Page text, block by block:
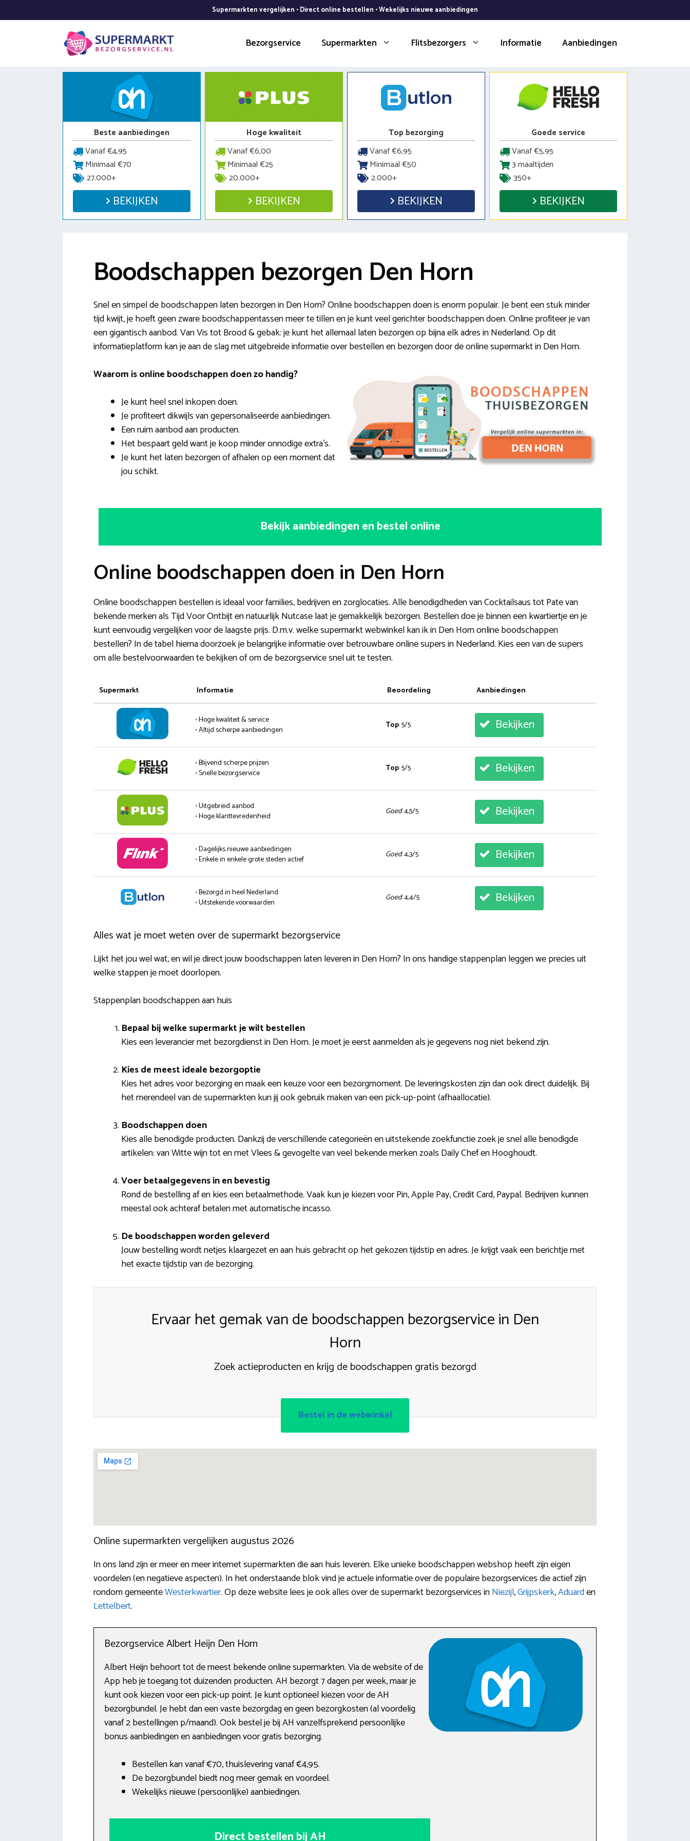
naar
Supermarkten vergelijken • Direct online bestellen • Wekelijks nieuwe aanbiedingen
Bezorgservice Supermarkten Flitsbezorgers Informatie Aanbiedingen
Beste aanbiedingen
Vanaf €4,95
Minimaal €70
27.000+
BEKIJKEN
Hoge kwaliteit
Vanaf €6,00
Minimaal €25
20.000+
BEKIJKEN
Top bezorging
Vanaf €6,95
Minimaal €50
2.000+
BEKIJKEN
Goede service
Vanaf €5,95
3 maaltijden
350+
BEKIJKEN
Boodschappen bezorgen Den Horn
Snel en simpel de boodschappen laten bezorgen in Den Horn? Online boodschappen doen is enorm populair. Je bent een stuk minder
tijd kwijt, je hoeft geen zware boodschappentassen meer te tillen en je kunt veel gerichter boodschappen doen. Online profiteer je van
een gigantisch aanbod. Van Vis tot Brood & gebak: je kunt het allemaal laten bezorgen op bijna elk adres in Nederland. Op dit
informatieplatform kan je aan de slag met uitgebreide informatie over bestellen en bezorgen door de online supermarkt in Den Horn.
Waarom is online boodschappen doen zo handig?
Je kunt heel snel inkopen doen.
Je profiteert dikwijls van gepersonaliseerde aanbiedingen.
Een ruim aanbod aan producten.
Het bespaart geld want je koop minder onnodige extra’s.
Je kunt het laten bezorgen of afhalen op een moment dat
jou schikt.
Bekijk aanbiedingen en bestel online
Online boodschappen doen in Den Horn
Online boodschappen bestellen is ideaal voor families, bedrijven en zorglocaties. Alle benodigdheden van Cocktailsaus tot Pate van
bekende merken als Tijd Voor Ontbijt en natuurlijk Nutcase laat je gemakkelijk bezorgen. Bestellen doe je binnen een kwartiertje en je
kunt eenvoudig vergelijken voor de laagste prijs. D.m.v. welke supermarkt webwinkel kan ik in Den Horn online boodschappen
bestellen? In de tabel hierna doorzoek je belangrijke informatie over betrouwbare online supers in Nederland. Kies een van de supers
om alle bestelvoorwaarden te bekijken of om de bezorgservice snel uit te testen.
Supermarkt Informatie Beoordeling Aanbiedingen
• Hoge kwaliteit & service
• Altijd scherpe aanbiedingen
Top: 5/5 Bekijken
• Blijvend scherpe prijzen
• Snelle bezorgservice
Top: 5/5 Bekijken
• Uitgebreid aanbod
• Hoge klanttevredenheid
Goed: 4,5/5 Bekijken
• Dagelijks nieuwe aanbiedingen
• Enkele in enkele grote steden actief
Goed: 4,3/5 Bekijken
• Bezorgd in heel Nederland
• Uitstekende voorwaarden
Goed: 4,4/5 Bekijken
Alles wat je moet weten over de supermarkt bezorgservice
Lijkt het jou wel wat, en wil je direct jouw boodschappen laten leveren in Den Horn? In ons handige stappenplan leggen we precies uit
welke stappen je moet doorlopen.
Stappenplan boodschappen aan huis
Bepaal bij welke supermarkt je wilt bestellen
Kies een leverancier met bezorgdienst in Den Horn. Je moet je eerst aanmelden als je gegevens nog niet bekend zijn.
Kies de meest ideale bezorgoptie
Kies het adres voor bezorging en maak een keuze voor een bezorgmoment. De leveringskosten zijn dan ook direct duidelijk. Bij
het merendeel van de supermarkten kun jij ook gebruik maken van een pick-up-point (afhaallocatie).
Boodschappen doen
Kies alle benodigde producten. Dankzij de verschillende categorieën en uitstekende zoekfunctie zoek je snel alle benodigde
artikelen: van Witte wijn tot en met Vlees & gevogelte van veel bekende merken zoals Daily Chef en Hooghoudt.
Voer betaalgegevens in en bevestig
Rond de bestelling af en kies een betaalmethode. Vaak kun je kiezen voor Pin, Apple Pay, Credit Card, Paypal. Bedrijven kunnen
meestal ook achteraf betalen met automatische incasso.
De boodschappen worden geleverd
Jouw bestelling wordt netjes klaargezet en aan huis gebracht op het gekozen tijdstip en adres. Je krijgt vaak een berichtje met
het exacte tijdstip van de bezorging.
Ervaar het gemak van de boodschappen bezorgservice in Den
Horn
Zoek actieproducten en krijg de boodschappen gratis bezorgd
Bestel in de webwinkel
Online supermarkten vergelijken augustus 2026
In ons land zijn er meer en meer internet supermarkten die aan huis leveren. Elke unieke boodschappen webshop heeft zijn eigen
voordelen (en negatieve aspecten). In het onderstaande blok vind je actuele informatie over de populaire bezorgservices die actief zijn
rondom gemeenteWesterkwartier. Op deze website lees je ook alles over de supermarkt bezorgservices inNiezijl,Grijpskerk,Aduarden
Lettelbert.
Bezorgservice Albert Heijn Den Horn
Albert Heijn behoort tot de meest bekende online supermarkten. Via de website of de
App heb je toegang tot duizenden producten. AH bezorgt 7 dagen per week, maar je
kunt ook kiezen voor een pick-up point. Je kunt optioneel kiezen voor de AH
bezorgbundel. Je hebt dan een vaste bezorgdag en geen bezorgkosten (al voordelig
vanaf 2 bestellingen p/maand). Ook bestel je bij AH vanzelfsprekend persoonlijke
bonus aanbiedingen en aanbiedingen voor gratis bezorging.
Bestellen kan vanaf €70, thuislevering vanaf €4,95.
De bezorgbundel biedt nog meer gemak en voordeel.
Wekelijks nieuwe (persoonlijke) aanbiedingen.
Direct bestellen bij AH